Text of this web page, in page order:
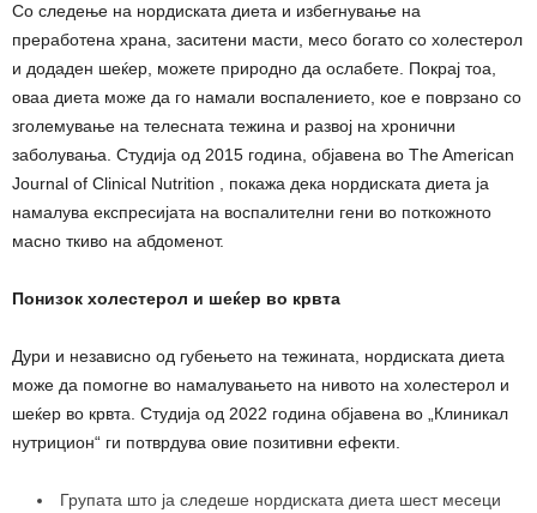
Со следење на нордиската диета и избегнување на
преработена храна, заситени масти, месо богато со холестерол
и додаден шеќер, можете природно да ослабете. Покрај тоа,
оваа диета може да го намали воспалението, кое е поврзано со
зголемување на телесната тежина и развој на хронични
заболувања. Студија од 2015 година, објавена во The American
Journal of Clinical Nutrition , покажа дека нордиската диета ја
намалува експресијата на воспалителни гени во поткожното
масно ткиво на абдоменот.
Понизок холестерол и шеќер во крвта
Дури и независно од губењето на тежината, нордиската диета
може да помогне во намалувањето на нивото на холестерол и
шеќер во крвта. Студија од 2022 година објавена во „Клиникал
нутрицион“ ги потврдува овие позитивни ефекти.
Групата што ја следеше нордиската диета шест месеци